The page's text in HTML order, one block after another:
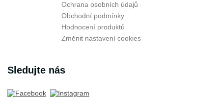
Ochrana osobních údajů
Obchodní podmínky
Hodnocení produktů
Změnit nastavení cookies
Sledujte nás